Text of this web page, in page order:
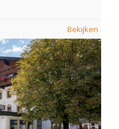
Bekijken